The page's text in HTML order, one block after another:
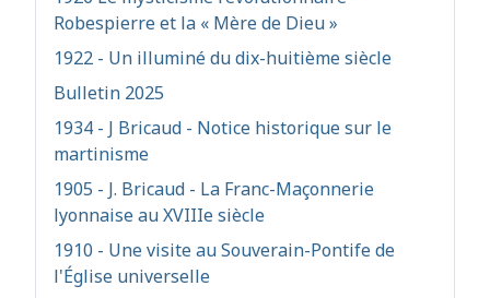
Robespierre et la « Mère de Dieu »
1922 - Un illuminé du dix-huitième siècle
Bulletin 2025
1934 - J Bricaud - Notice historique sur le
martinisme
1905 - J. Bricaud - La Franc-Maçonnerie
lyonnaise au XVIIIe siècle
1910 - Une visite au Souverain-Pontife de
l'Église universelle